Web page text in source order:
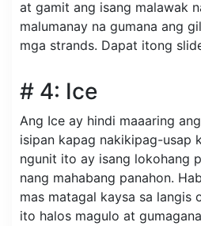
at gamit ang isang malawak
malumanay na gumana ang
mga strands. Dapat itong
# 4: Ice
Ang Ice ay hindi maaaring
isipan kapag nakikipag-usap
ngunit ito ay isang lokohang
nang mahabang panahon.
mas matagal kaysa sa langis
ito halos magulo at